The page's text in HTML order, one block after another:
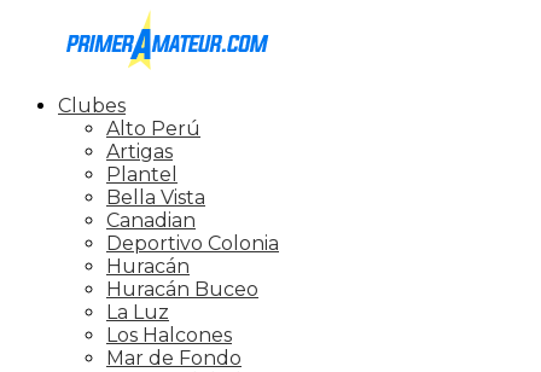
Clubes
Alto Perú
Artigas
Plantel
Bella Vista
Canadian
Deportivo Colonia
Huracán
Huracán Buceo
La Luz
Los Halcones
Mar de Fondo